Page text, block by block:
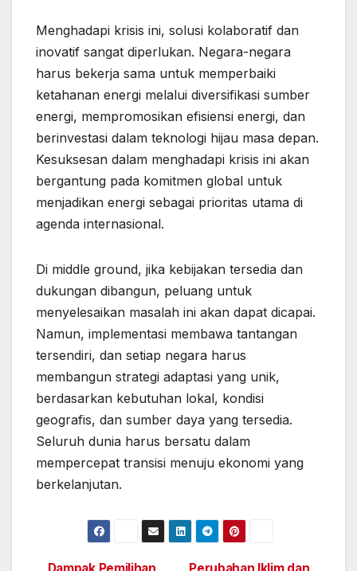
Menghadapi krisis ini, solusi kolaboratif dan
inovatif sangat diperlukan. Negara-negara
harus bekerja sama untuk memperbaiki
ketahanan energi melalui diversifikasi sumber
energi, mempromosikan efisiensi energi, dan
berinvestasi dalam teknologi hijau masa depan.
Kesuksesan dalam menghadapi krisis ini akan
bergantung pada komitmen global untuk
menjadikan energi sebagai prioritas utama di
agenda internasional.
Di middle ground, jika kebijakan tersedia dan
dukungan dibangun, peluang untuk
menyelesaikan masalah ini akan dapat dicapai.
Namun, implementasi membawa tantangan
tersendiri, dan setiap negara harus
membangun strategi adaptasi yang unik,
berdasarkan kebutuhan lokal, kondisi
geografis, dan sumber daya yang tersedia.
Seluruh dunia harus bersatu dalam
mempercepat transisi menuju ekonomi yang
berkelanjutan.